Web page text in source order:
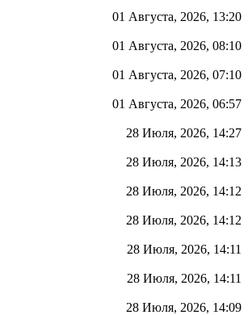
01 Августа, 2026, 13:20
01 Августа, 2026, 08:10
01 Августа, 2026, 07:10
01 Августа, 2026, 06:57
28 Июля, 2026, 14:27
28 Июля, 2026, 14:13
28 Июля, 2026, 14:12
28 Июля, 2026, 14:12
28 Июля, 2026, 14:11
28 Июля, 2026, 14:11
28 Июля, 2026, 14:09